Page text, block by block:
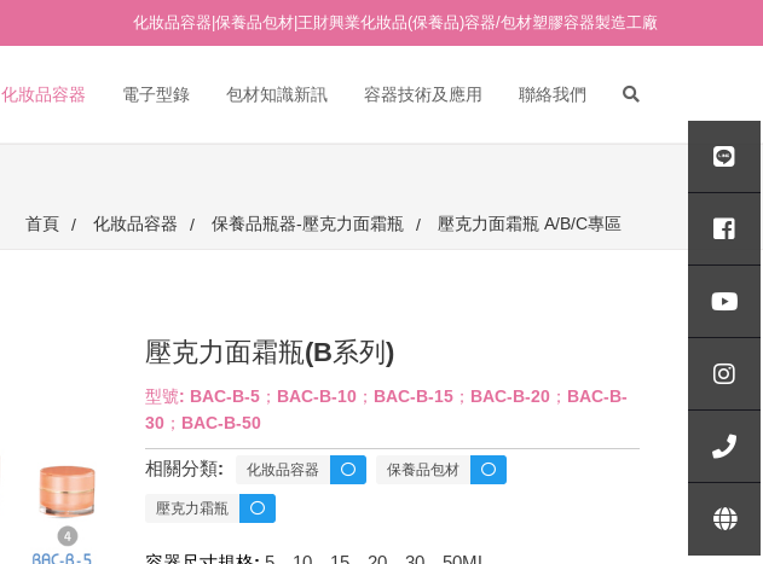
化妝品容器|保養品包材|王財興業化妝品(保養品)容器/包材塑膠容器製造工廠
化妝品容器
PETG面霜瓶/PETG塑膠面霜
AB真空瓶專區
API真空瓶專區
APL真空瓶專區
APS真空瓶專區
玻璃面霜瓶
18牙點滴(點滴管)
24牙 壓頭/噴頭
壓克力水瓶/真空瓶-H專區
壓克力水瓶/真空瓶-ID專區
壓克力水瓶/真空瓶-IY專區
壓克力面霜瓶 A/B/C專區
壓克力面霜瓶 AE/BE/CE專區
電子型錄 包材知識新訊 容器技術及應用 聯絡我們
首頁 化妝品容器 保養品瓶器-壓克力面霜瓶 壓克力面霜瓶 A/B/C專區
壓克力面霜瓶(B系列)
型號: BAC-B-5；BAC-B-10；BAC-B-15；BAC-B-20；BAC-B-
30；BAC-B-50
相關分類: 化妝品容器 保養品包材
壓克力霜瓶